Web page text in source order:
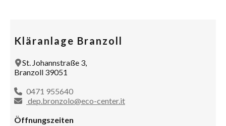
Kläranlage Branzoll
St. Johannstraße 3,
Branzoll 39051
0471 955640
dep.bronzolo@eco-center.it
Öffnungszeiten